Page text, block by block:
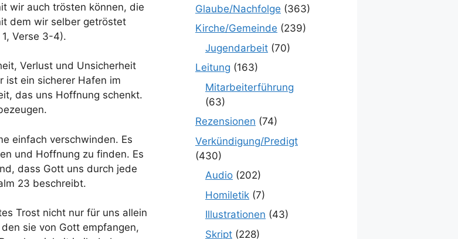
wir auch trösten können, die
dem wir selber getröstet
Verse 3-4).
Verlust und Unsicherheit
ist ein sicherer Hafen im
das uns Hoffnung schenkt.
einfach verschwinden. Es
und Hoffnung zu finden. Es
dass Gott uns durch jede
23 beschreibt.
Trost nicht nur für uns allein
sie von Gott empfangen,
Glaube/Nachfolge (363)
Kirche/Gemeinde (239)
Jugendarbeit (70)
Leitung (163)
Mitarbeiterführung
(63)
Rezensionen (74)
Verkündigung/Predigt
(430)
Audio (202)
Homiletik (7)
Illustrationen (43)
Skript (228)